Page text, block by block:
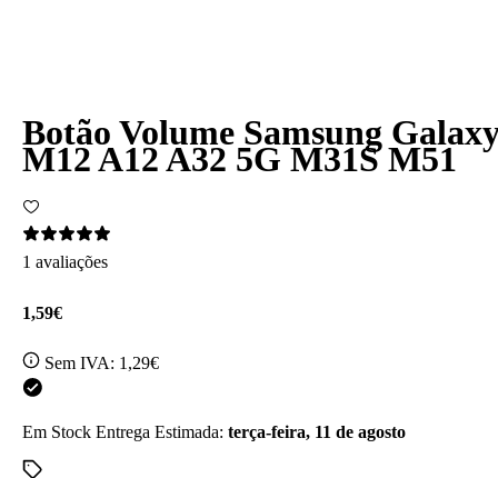
Botão Volume Samsung
M12 A12 A32 5G M31S M51
1 avaliações
1,59€
Sem IVA: 1,29€
Em Stock Entrega Estimada: terça-feira, 11 de agosto